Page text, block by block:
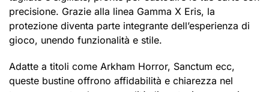
precisione. Grazie alla linea Gamma X Eris, la
protezione diventa parte integrante dell’esperienza di
gioco, unendo funzionalità e stile.
Adatte a titoli come Arkham Horror, Sanctum ecc,
queste bustine offrono affidabilità e chiarezza nel